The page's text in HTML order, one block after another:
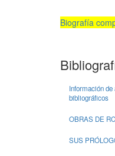
Biografía
Información
bibliográficos
OBRAS DE
SUS